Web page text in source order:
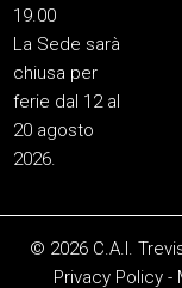
19.00
La Sede sarà
chiusa per
ferie dal 12 al
20 agosto
2026.
© 2026 C.A.I.
Privacy Policy -